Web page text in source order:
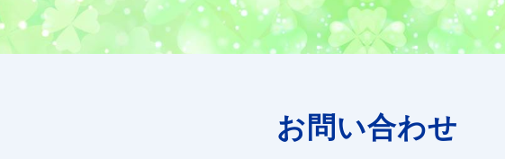
お問い合わせ